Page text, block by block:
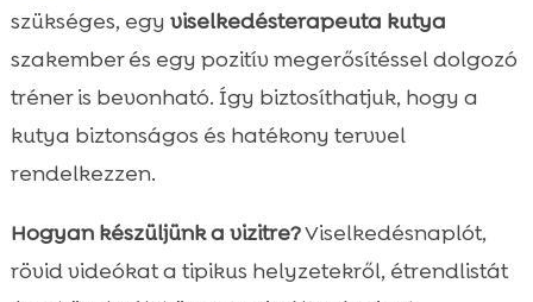
szükséges, egy viselkedésterapeuta kutya
szakember és egy pozitív megerősítéssel dolgozó
tréner is bevonható. Így biztosíthatjuk, hogy a
kutya biztonságos és hatékony tervvel
rendelkezzen.
Hogyan készüljünk a vizitre?Viselkedésnaplót,
rövid videókat a tipikus helyzetekről, étrendlistát